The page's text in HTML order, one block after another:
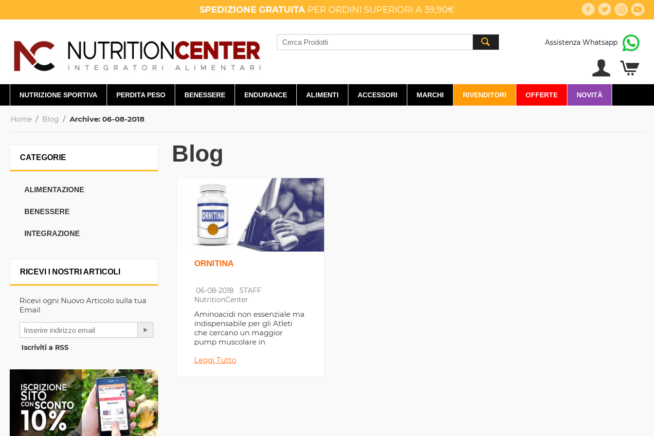
SPEDIZIONE GRATUITA PER ORDINI SUPERIORI A 39,90€
Assistenza Whatsapp
NUTRIZIONE SPORTIVA PERDITA PESO BENESSERE ENDURANCE ALIMENTI ACCESSORI MARCHI RIVENDITORI OFFERTE NOVITÀ
Home / Blog / Archive: 06-08-2018
CATEGORIE
ALIMENTAZIONE
BENESSERE
INTEGRAZIONE
RICEVI I NOSTRI ARTICOLI
Ricevi ogni Nuovo Articolo sulla tua
Email
Iscriviti a RSS
Blog
ORNITINA
06-08-2018
STAFF
NutritionCenter
Aminoacidi non essenziale ma
indispensabile per gli Atleti
che cercano un maggior
pump muscolare in
consigliato in abbinamento
Leggi Tutto